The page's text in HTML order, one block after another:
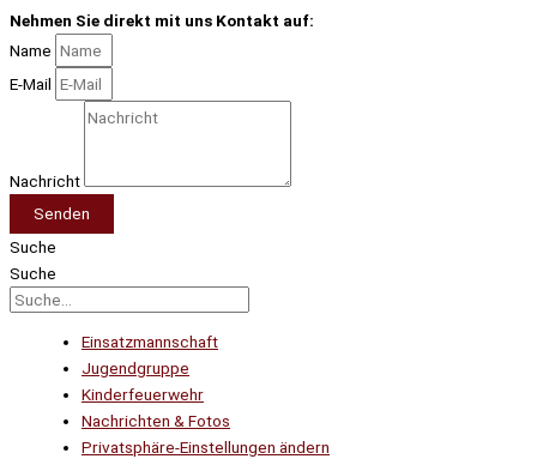
Nehmen Sie direkt mit uns Kontakt auf:
Name
E-Mail
Nachricht
Senden
Suche
Suche
Einsatzmannschaft
Jugendgruppe
Kinderfeuerwehr
Nachrichten & Fotos
Privatsphäre-Einstellungen ändern